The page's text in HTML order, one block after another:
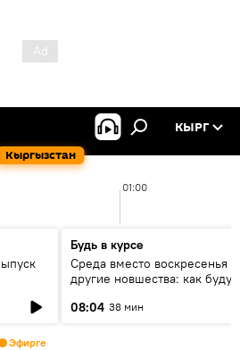
Кыргызстан
КЫРГ
01:00
Будь в курсе
Среда вместо воскресенья и
другие новшества: как будут
08:04 38 мин
Эфирге